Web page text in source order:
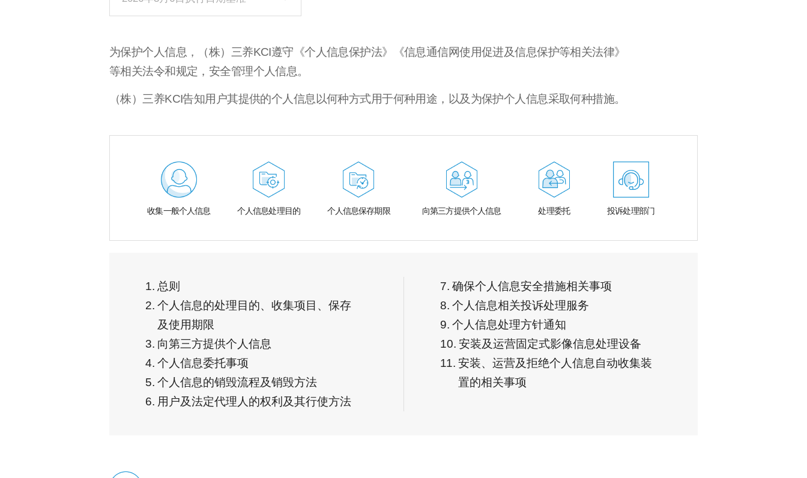
为保护个人信息，（株）三养KCI遵守《个人信息保护法》《信息通信网使用促进及信息保护等相关法律》
等相关法令和规定，安全管理个人信息。
（株）三养KCI告知用户其提供的个人信息以何种方式用于何种用途，以及为保护个人信息采取何种措施。
收集一般个人信息 个人信息处理目的 个人信息保存期限 向第三方提供个人信息 处理委托 投诉处理部门
1. 总则
2. 个人信息的处理目的、收集项目、保存
及使用期限
3. 向第三方提供个人信息
4. 个人信息委托事项
5. 个人信息的销毁流程及销毁方法
6. 用户及法定代理人的权利及其行使方法
7. 确保个人信息安全措施相关事项
8. 个人信息相关投诉处理服务
9. 个人信息处理方针通知
10. 安装及运营固定式影像信息处理设备
11. 安装、运营及拒绝个人信息自动收集装
置的相关事项